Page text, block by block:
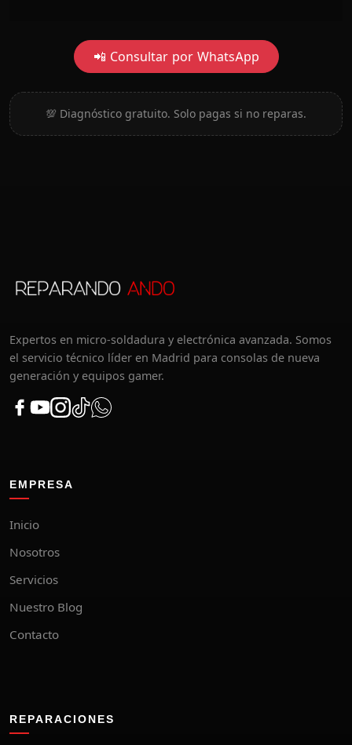
📲 Consultar por WhatsApp
💯 Diagnóstico gratuito. Solo pagas si no reparas.
Expertos en micro-soldadura y electrónica avanzada. Somos
el servicio técnico líder en Madrid para consolas de nueva
generación y equipos gamer.
EMPRESA
Inicio
Nosotros
Servicios
Nuestro Blog
Contacto
REPARACIONES